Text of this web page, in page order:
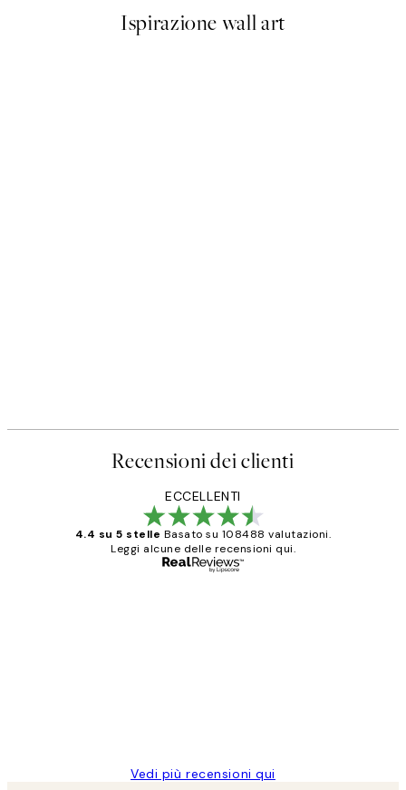
Ispirazione wall art
Recensioni dei clienti
ECCELLENTI
4.4 su 5 stelle Basato su 108488 valutazioni.
Leggi alcune delle recensioni qui.
Vedi più recensioni qui